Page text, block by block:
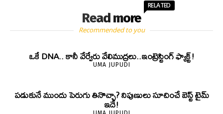
Read more
RELATED
Recommended to you
ఒకే DNA.. కానీ వేర్వేరు వేలిముద్రలు..ఇంట్రెస్టింగ్ ఫ్యాక్ట్!
UMA JUPUDI
పడుకునే ముందు పెరుగు తినొచ్చా? నిపుణులు సూచించే బెస్ట్ టైమ్
ఇదే!